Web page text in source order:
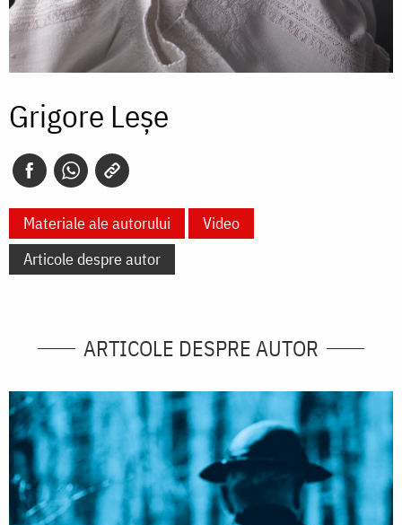
Grigore Leșe
Materiale ale autorului
Video
Articole despre autor
ARTICOLE DESPRE AUTOR